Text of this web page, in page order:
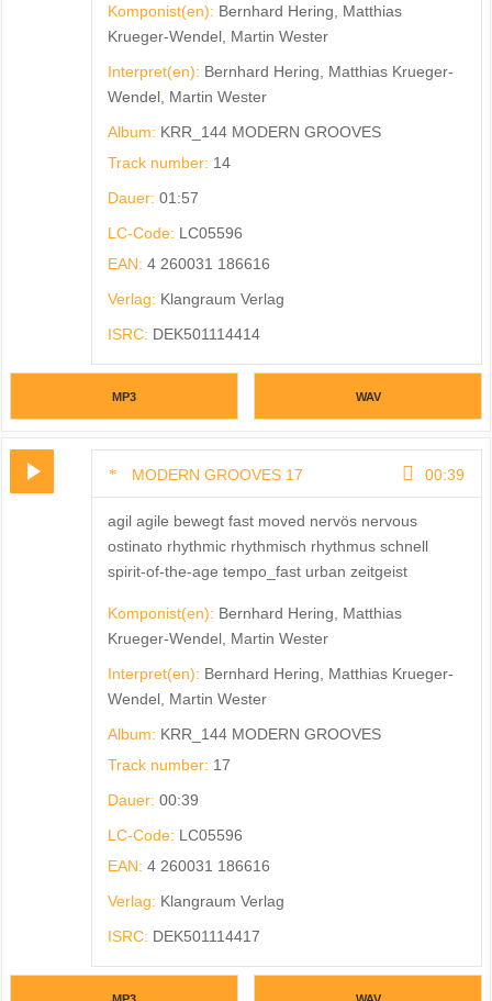
Komponist(en): Bernhard Hering, Matthias
Krueger-Wendel, Martin Wester
Interpret(en): Bernhard Hering, Matthias Krueger-
Wendel, Martin Wester
Album: KRR_144 MODERN GROOVES
Track number: 14
Dauer: 01:57
LC-Code: LC05596
EAN: 4 260031 186616
Verlag: Klangraum Verlag
ISRC: DEK501114414
MP3 WAV
MODERN GROOVES 17 00:39
agil agile bewegt fast moved nervös nervous
ostinato rhythmic rhythmisch rhythmus schnell
spirit-of-the-age tempo_fast urban zeitgeist
Komponist(en): Bernhard Hering, Matthias
Krueger-Wendel, Martin Wester
Interpret(en): Bernhard Hering, Matthias Krueger-
Wendel, Martin Wester
Album: KRR_144 MODERN GROOVES
Track number: 17
Dauer: 00:39
LC-Code: LC05596
EAN: 4 260031 186616
Verlag: Klangraum Verlag
ISRC: DEK501114417